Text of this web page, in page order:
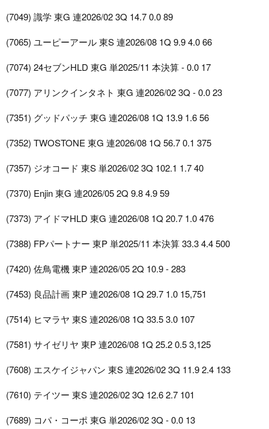
(7049) 識学 東G 連2026/02 3Q 14.7 0.0 89
(7065) ユーピーアール 東S 連2026/08 1Q 9.9 4.0 66
(7074) 24セブンHLD 東G 単2025/11 本決算 - 0.0 17
(7077) アリンクインタネト 東G 連2026/02 3Q - 0.0 23
(7351) グッドパッチ 東G 連2026/08 1Q 13.9 1.6 56
(7352) TWOSTONE 東G 連2026/08 1Q 56.7 0.1 375
(7357) ジオコード 東S 単2026/02 3Q 102.1 1.7 40
(7370) Enjin 東G 連2026/05 2Q 9.8 4.9 59
(7373) アイドマHLD 東G 連2026/08 1Q 20.7 1.0 476
(7388) FPパートナー 東P 単2025/11 本決算 33.3 4.4 500
(7420) 佐鳥電機 東P 連2026/05 2Q 10.9 - 283
(7453) 良品計画 東P 連2026/08 1Q 29.7 1.0 15,751
(7514) ヒマラヤ 東S 連2026/08 1Q 33.5 3.0 107
(7581) サイゼリヤ 東P 連2026/08 1Q 25.2 0.5 3,125
(7608) エスケイジャパン 東S 連2026/02 3Q 11.9 2.4 133
(7610) テイツー 東S 連2026/02 3Q 12.6 2.7 101
(7689) コパ・コーポ 東G 単2026/02 3Q - 0.0 13